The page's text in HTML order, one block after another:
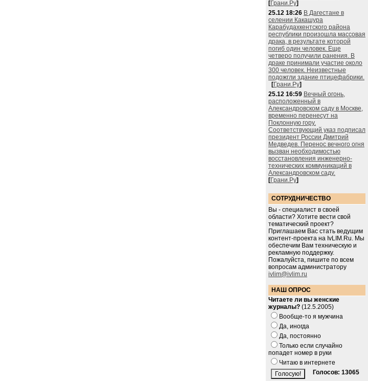
[Грани.Ру]
25.12 18:26 В Дагестане в
селении Какашура
Карабудахкентского района
республики произошла массовая
драка, в результате которой
погиб один человек. Еще
четверо получили ранения. В
драке принимали участие около
300 человек. Неизвестные
подожгли здание птицефабрики.
[Грани.Ру]
25.12 16:59 Вечный огонь,
расположенный в
Александровском саду в Москве,
временно перенесут на
Поклонную гору.
Соответствующий указ подписал
президент России Дмитрий
Медведев. Перенос вечного огня
вызван необходимостью
восстановления инженерно-
технических коммуникаций в
Александровском саду.
[Грани.Ру]
СОТРУДНИЧЕСТВО
Вы - специалист в своей
области? Хотите вести свой
тематический проект?
Приглашаем Вас стать ведущим
контент-проекта на IvLIM.Ru. Мы
обеспечим Вам техническую и
рекламную поддержку.
Пожалуйста, пишите по всем
вопросам администратору
ivlim@ivlim.ru
НАШ ОПРОС
Читаете ли вы женские
журналы? (12.5.2005)
Вообще-то я мужчина
Да, иногда
Да, постоянно
Только если случайно
попадет номер в руки
Читаю в интернете
Голосов: 13065